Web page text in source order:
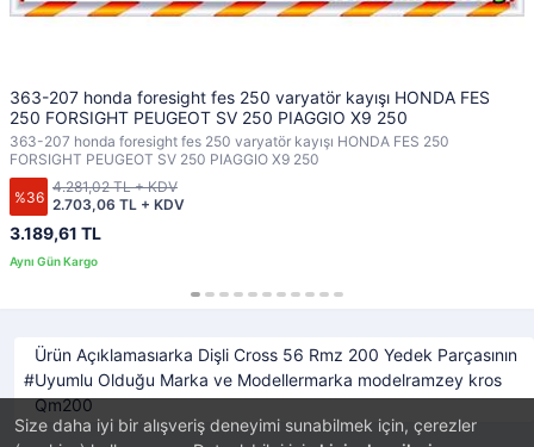
Size daha iyi bir alışveriş deneyimi sunabilmek için, çerezler
363-207 honda foresight fes 250 varyatör kayışı HONDA FES
250 FORSIGHT PEUGEOT SV 250 PIAGGIO X9 250
363-207 honda foresight fes 250 varyatör kayışı HONDA FES 250
FORSIGHT PEUGEOT SV 250 PIAGGIO X9 250
%36
3.189,61 TL
2.703,06 TL + KDV
4.281,02 TL + KDV
Ürün Açıklamasıarka Dişli Cross 56 Rmz 200 Yedek Parçasının
Uyumlu Olduğu Marka ve Modellermarka modelramzey kros
Qm200